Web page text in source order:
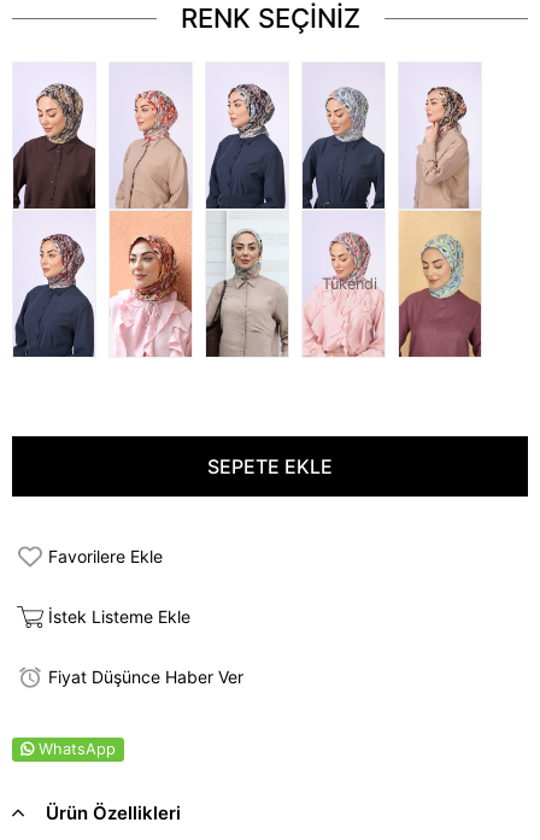
RENK SEÇİNİZ
Tükendi
Favorilere Ekle
İstek Listeme Ekle
Fiyat Düşünce Haber Ver
WhatsApp
Ürün Özellikleri